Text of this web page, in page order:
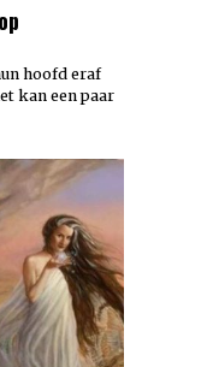
hoofd eraf
kan een paar